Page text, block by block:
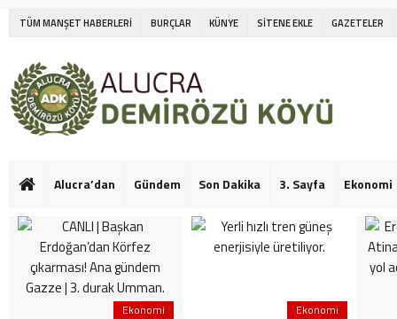
TÜM MANŞET HABERLERİ BURÇLAR KÜNYE SİTENE EKLE GAZETELER
Alucra’dan Gündem Son Dakika 3. Sayfa Ekonomi
Ekonomi Ekonomi